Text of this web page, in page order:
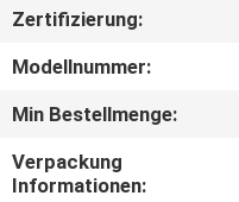
ÜBER
UNS
Zertifizierung:
Modellnummer:
Min Bestellmenge:
Verpackung
Informationen: